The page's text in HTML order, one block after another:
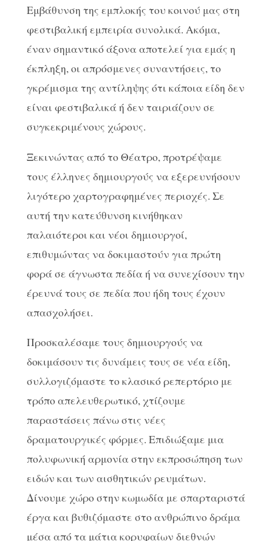
Εμβάθυνση της εμπλοκής του κοινού μας στη
φεστιβαλική εμπειρία συνολικά. Ακόμα,
έναν σημαντικό άξονα αποτελεί για εμάς η
έκπληξη, οι απρόσμενες συναντήσεις, το
γκρέμισμα της αντίληψης ότι κάποια είδη δεν
είναι φεστιβαλικά ή δεν ταιριάζουν σε
συγκεκριμένους χώρους.
Ξεκινώντας από το Θέατρο, προτρέψαμε
τους έλληνες δημιουργούς να εξερευνήσουν
λιγότερο χαρτογραφημένες περιοχές. Σε
αυτή την κατεύθυνση κινήθηκαν
παλαιότεροι και νέοι δημιουργοί,
επιθυμώντας να δοκιμαστούν για πρώτη
φορά σε άγνωστα πεδία ή να συνεχίσουν την
έρευνά τους σε πεδία που ήδη τους έχουν
απασχολήσει.
Προσκαλέσαμε τους δημιουργούς να
δοκιμάσουν τις δυνάμεις τους σε νέα είδη,
συλλογιζόμαστε το κλασικό ρεπερτόριο με
τρόπο απελευθερωτικό, χτίζουμε
παραστάσεις πάνω στις νέες
δραματουργικές φόρμες. Επιδιώξαμε μια
πολυφωνική αρμονία στην εκπροσώπηση των
ειδών και των αισθητικών ρευμάτων.
Δίνουμε χώρο στην κωμωδία με σπαρταριστά
έργα και βυθιζόμαστε στο ανθρώπινο δράμα
μέσα από τα μάτια κορυφαίων διεθνών